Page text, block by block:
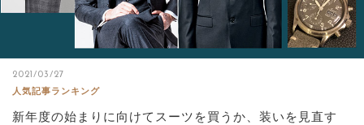
2021/03/27
人気記事ランキング
新年度の始まりに向けてスーツを買うか、装いを見直す